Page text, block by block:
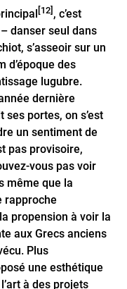
[12] , c’est
danser seul dans
s’asseoir sur un
d’époque des
lugubre.
dernière
portes, on s’est
un sentiment de
pas provisoire,
vous pas voir
même que la
rapproche
propension à voir la
aux Grecs anciens
Plus
une esthétique
à des projets